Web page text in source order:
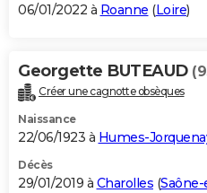
S'inscrire
Se connecter
Lycées
Collèges
Primaires
Universités
Entreprises
Service militaire
Avis de recherche
AVIS DE DÉCÈS
Bricolage
Lifestyle
Culture
Sport
Auto
Television
Voyage
Cinema
06/01/2022 à Roanne (Loire)
Georgette BUTEAUD
Créer une cagnotte obsèques
Naissance
22/06/1923 à Humes-
Décès
29/01/2019 à Charolles (